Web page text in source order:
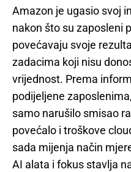
Amazon je ugasio svoj
nakon što su zaposleni
povećavaju svoje
zadacima koji nisu
vrijednost. Prema
podijeljene
samo narušilo smisao
povećalo i troškove
sada mijenja način
AI alata i fokus stavlja